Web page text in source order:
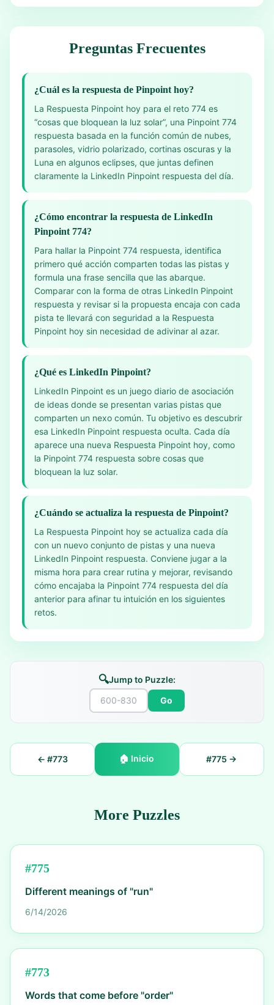
Preguntas Frecuentes
¿Cuál es la respuesta de Pinpoint hoy?
La Respuesta Pinpoint hoy para el reto 774 es
“cosas que bloquean la luz solar”, una Pinpoint 774
respuesta basada en la función común de nubes,
parasoles, vidrio polarizado, cortinas oscuras y la
Luna en algunos eclipses, que juntas definen
claramente la LinkedIn Pinpoint respuesta del día.
¿Cómo encontrar la respuesta de LinkedIn
Pinpoint 774?
Para hallar la Pinpoint 774 respuesta, identifica
primero qué acción comparten todas las pistas y
formula una frase sencilla que las abarque.
Comparar con la forma de otras LinkedIn Pinpoint
respuesta y revisar si la propuesta encaja con cada
pista te llevará con seguridad a la Respuesta
Pinpoint hoy sin necesidad de adivinar al azar.
¿Qué es LinkedIn Pinpoint?
LinkedIn Pinpoint es un juego diario de asociación
de ideas donde se presentan varias pistas que
comparten un nexo común. Tu objetivo es descubrir
esa LinkedIn Pinpoint respuesta oculta. Cada día
aparece una nueva Respuesta Pinpoint hoy, como
la Pinpoint 774 respuesta sobre cosas que
bloquean la luz solar.
¿Cuándo se actualiza la respuesta de Pinpoint?
La Respuesta Pinpoint hoy se actualiza cada día
con un nuevo conjunto de pistas y una nueva
LinkedIn Pinpoint respuesta. Conviene jugar a la
misma hora para crear rutina y mejorar, revisando
cómo encajaba la Pinpoint 774 respuesta del día
anterior para afinar tu intuición en los siguientes
retos.
🔍Jump to Puzzle:
Go
← #773 🏠 Inicio #775 →
More Puzzles
#775
Different meanings of "run"
6/14/2026
#773
Words that come before "order"